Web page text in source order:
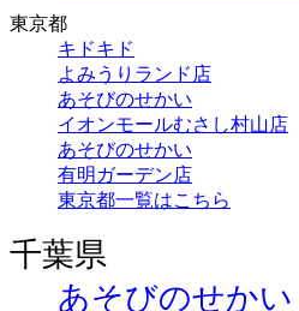
東京都
キドキド
よみうりランド店
あそびのせかい
イオンモールむさし村山店
あそびのせかい
有明ガーデン店
東京都一覧はこちら
千葉県
あそびのせかい